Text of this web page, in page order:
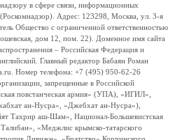
в сфере связи, информационных
Адрес: 123298, Москва, ул. 3-я
Общество с ограниченной ответственностью
дом 12, пом. 22). Доменное имя сайта
– Российская Федерация и
Главный редактор Бабаян Роман
Номер телефона: +7 (495) 950-62-26
запрещенные в Российской
повстанческая армия» (УПА), «ИГИЛ»,
ан-Нусра», «Джебхат ан-Нусра»),
Тахрир аш-Шам», Национал-Большевистская
«Меджлис крымско-татарского